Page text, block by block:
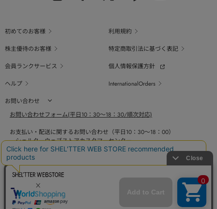
初めてのお客様
利用規約
株主優待のお客様
特定商取引法に基づく表記
会員ランクサービス
個人情報保護方針
ヘルプ
InternationalOrders
お問い合わせ
お問い合わせフォーム(平日10：30～18：30/順次対応)
お支払い・配送に関するお問い合わせ（平日10：30～18：00）
シェルターウェブストアカスタマーセンター
0800-123-6820
商品の素材、サイズ、仕様等に関するお問い合せ（平日10：30～18：00）
バロックジャパンリミテッドコールセンター
03-6730-9191
BAROQUE JAPAN LIMITED